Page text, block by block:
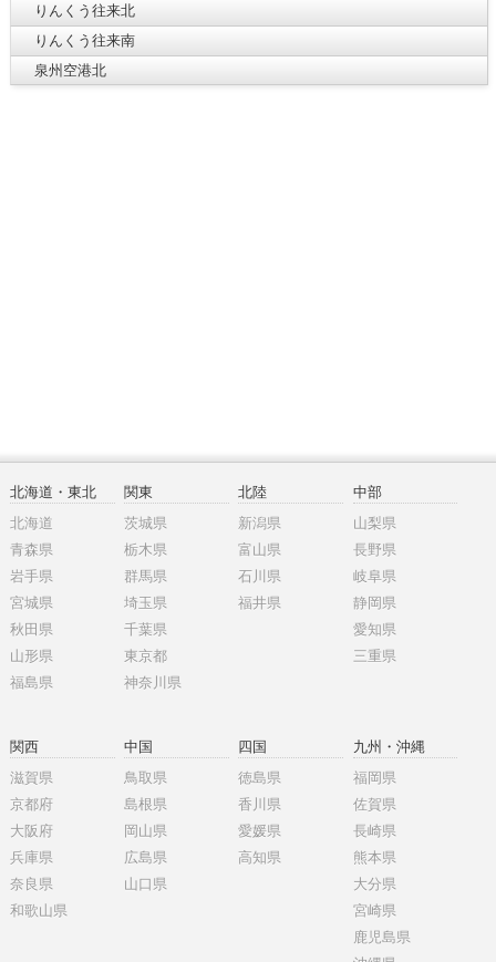
りんくう往来北
りんくう往来南
泉州空港北
北海道・東北
北海道
青森県
岩手県
宮城県
秋田県
山形県
福島県
関東
茨城県
栃木県
群馬県
埼玉県
千葉県
東京都
神奈川県
北陸
新潟県
富山県
石川県
福井県
中部
山梨県
長野県
岐阜県
静岡県
愛知県
三重県
関西
滋賀県
京都府
大阪府
兵庫県
奈良県
和歌山県
中国
鳥取県
島根県
岡山県
広島県
山口県
四国
徳島県
香川県
愛媛県
高知県
九州・沖縄
福岡県
佐賀県
長崎県
熊本県
大分県
宮崎県
鹿児島県